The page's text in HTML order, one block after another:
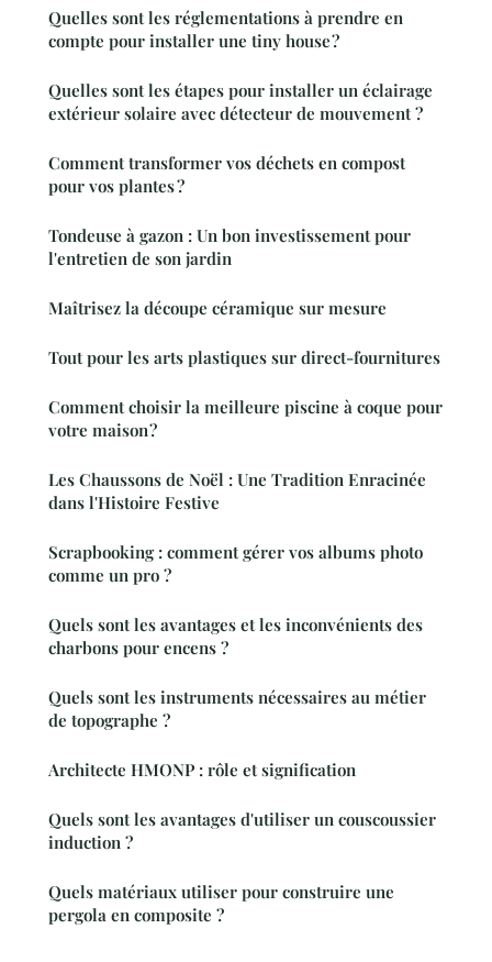
Quelles sont les réglementations à prendre en
compte pour installer une tiny house ?
Quelles sont les étapes pour installer un éclairage
extérieur solaire avec détecteur de mouvement ?
Comment transformer vos déchets en compost
pour vos plantes ?
Tondeuse à gazon : Un bon investissement pour
l'entretien de son jardin
Maîtrisez la découpe céramique sur mesure
Tout pour les arts plastiques sur direct-fournitures
Comment choisir la meilleure piscine à coque pour
votre maison ?
Les Chaussons de Noël : Une Tradition Enracinée
dans l'Histoire Festive
Scrapbooking : comment gérer vos albums photo
comme un pro ?
Quels sont les avantages et les inconvénients des
charbons pour encens ?
Quels sont les instruments nécessaires au métier
de topographe ?
Architecte HMONP : rôle et signification
Quels sont les avantages d'utiliser un couscoussier
induction ?
Quels matériaux utiliser pour construire une
pergola en composite ?